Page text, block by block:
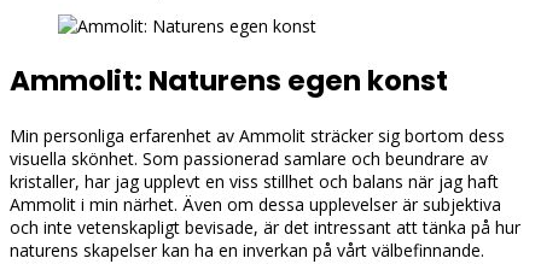
Ammolit: Naturens egen konst
Min personliga erfarenhet av Ammolit sträcker sig bortom dess
visuella skönhet. Som passionerad samlare och beundrare av
kristaller, har jag upplevt en viss stillhet och balans när jag haft
Ammolit i min närhet. Även om dessa upplevelser är subjektiva
och inte vetenskapligt bevisade, är det intressant att tänka på hur
naturens skapelser kan ha en inverkan på vårt välbefinnande.